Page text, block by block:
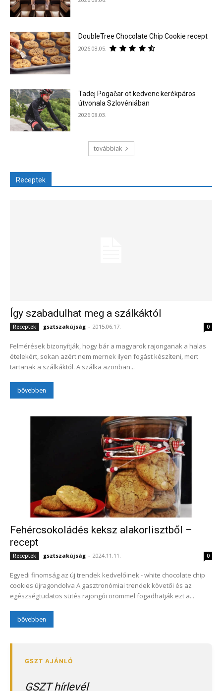
DoubleTree Chocolate Chip Cookie recept
2026.08.05.
Tadej Pogačar öt kedvenc kerékpáros
útvonala Szlovéniában
2026.08.03.
továbbiak
Receptek
Így szabadulhat meg a szálkáktól
Receptek gsztszakújság - 2015.06.17. 0
Felmérések bizonyítják, hogy bár a magyarok rajonganak a halas
ételekért, sokan azért nem mernek ilyen fogást készíteni, mert
tartanak a szálkáktól. A szálka azonban...
bővebben
Fehércsokoládés keksz alakorlisztből –
recept
Receptek gsztszakújság - 2024.11.11. 0
Egyedi finomság az új trendek kedvelőinek - white chocolate chip
cookies újragondolva A gasztronómiai trendek követői és az
egészségtudatos sütés rajongói örömmel fogadhatják ezt a...
bővebben
GSZT hírlevél